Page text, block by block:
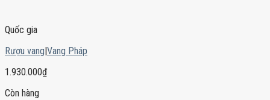
Quốc gia
Rượu vang|Vang Pháp
1.930.000₫
Còn hàng